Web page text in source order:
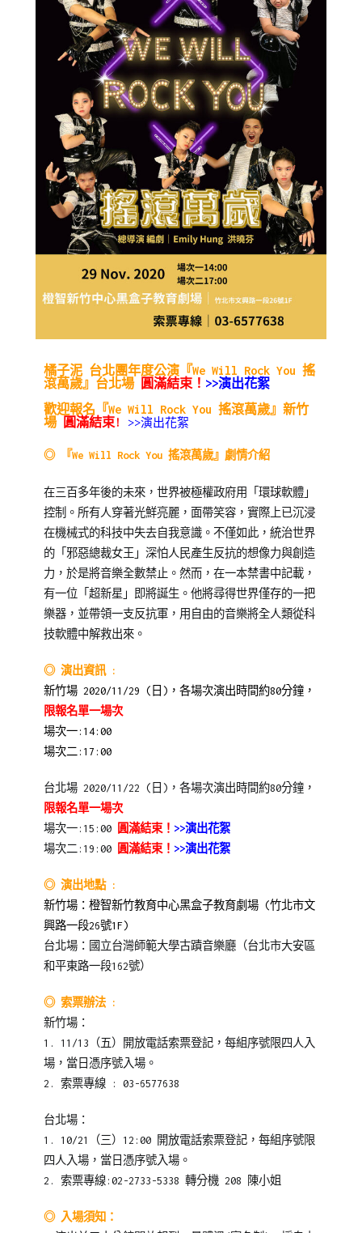
Posted
on
2020-
10-
07
Posted
in
公
開
活
橘
子
泥
青
少
年
兒
童
團,
歷
次
演
出
碼
介
紹
Tagged
免
費
活
動,
度
公
演,
戲
劇,
教
育
劇
橘
子
泥
劇
團,
演
橘子泥 台北團年度公演『We Will Rock You 搖
滾萬歲』台北場 圓滿結束！ >>演出花絮
歡迎報名 『We Will Rock You 搖滾萬歲』新竹
場 圓滿結束! >>演出花絮
◎ 『We Will Rock You 搖滾萬歲』劇情介紹
在三百多年後的未來，世界被極權政府用「環球軟體」
控制。所有人穿著光鮮亮麗，面帶笑容，實際上已沉浸
在機械式的科技中失去自我意識。不僅如此，統治世界
的「邪惡總裁女王」深怕人民產生反抗的想像力與創造
力，於是將音樂全數禁止。然而，在一本禁書中記載，
有一位「超新星」即將誕生。他將尋得世界僅存的一把
樂器，並帶領一支反抗軍，用自由的音樂將全人類從科
技軟體中解救出來。
◎ 演出資訊 :
新竹場 2020/11/29 (日)，各場次演出時間約80分鐘，
限報名單一場次
場次一:14:00
場次二 :17:00
台北場 2020/11/22 (日)，各場次演出時間約80分鐘，
限報名單一場次
場次一:15:00圓滿結束！ >>演出花絮
場次二:19:00
圓滿結束！ >>演出花絮
◎ 演出地點 :
新竹場：橙智新竹教育中心黑盒子教育劇場 (竹北市文
興路一段26號1F)
台北場：國立台灣師範大學古蹟音樂廳（台北市大安區
和平東路一段162號）
◎ 索票辦法 :
新竹場：
1. 11/13 （五）開放電話索票登記，每組序號限四人入
場， 當日憑序號入場。
2. 索票專線 : 03-6577638
台北場：
1. 10/21（三）12:00 開放電話索票登記，每組序號限
四人入場，當日憑序號入場。
2. 索票專線:02-2733-5338 轉分機 208 陳小姐
◎ 入場須知：